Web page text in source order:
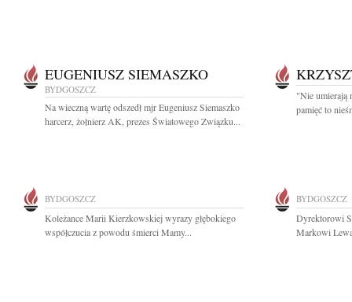
EUGENIUSZ SIEMASZKO
BYDGOSZCZ
Na wieczną wartę odszedł mjr Eugeniusz Siemaszko
harcerz, żołnierz AK, prezes Światowego Związku...
"Nie umierają
pamięć to
BYDGOSZCZ
Koleżance Marii Kierzkowskiej wyrazy głębokiego
współczucia z powodu śmierci Mamy...
BYDGOSZCZ
Dyrektorowi
Markowi